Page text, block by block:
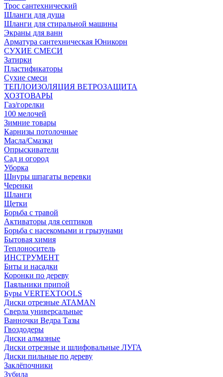
Трос сантехнический
Шланги для душа
Шланги для стиральной машины
Экраны для ванн
Арматура сантехническая Юникорн
СУХИЕ СМЕСИ
Затирки
Пластификаторы
Сухие смеси
ТЕПЛОИЗОЛЯЦИЯ ВЕТРОЗАЩИТА
ХОЗТОВАРЫ
Газ/горелки
100 мелочей
Зимние товары
Карнизы потолочные
Масла/Смазки
Опрыскиватели
Сад и огород
Уборка
Шнуры шпагаты веревки
Черенки
Шланги
Щетки
Борьба с травой
Активаторы для септиков
Борьба с насекомыми и грызунами
Бытовая химия
Теплоноситель
ИНСТРУМЕНТ
Биты и насадки
Коронки по дереву
Паяльники припой
Буры VERTEXTOOLS
Диски отрезные ATAMAN
Сверла универсальные
Ванночки Ведра Тазы
Гвоздодеры
Диски алмазные
Диски отрезные и шлифовальные ЛУГА
Диски пильные по дереву
Заклёпочники
Зубила